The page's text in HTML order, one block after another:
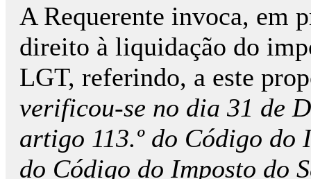
A Requerente invoca, em
direito à liquidação do
LGT, referindo, a este
verificou-se no dia 31 de
artigo 113.º do Código
do Código do Imposto do